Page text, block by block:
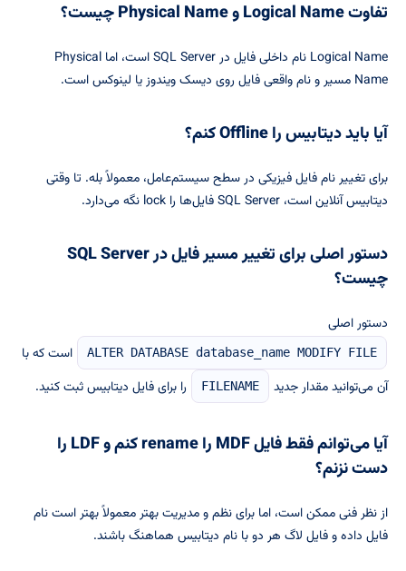
تفاوت Logical Name و Physical Name چیست؟
Logical Name نام داخلی فایل در SQL Server است، اما Physical
Name مسیر و نام واقعی فایل روی دیسک ویندوز یا لینوکس است.
آیا باید دیتابیس را Offline کنم؟
برای تغییر نام فایل فیزیکی در سطح سیستم‌عامل، معمولاً بله. تا وقتی
دیتابیس آنلاین است، SQL Server فایل‌ها را lock نگه می‌دارد.
دستور اصلی برای تغییر مسیر فایل در SQL Server
چیست؟
دستور اصلی
ALTER DATABASE database_name MODIFY FILE
است که با
آن می‌توانید مقدار جدید
FILENAME را برای فایل دیتابیس ثبت کنید.
آیا می‌توانم فقط فایل MDF را rename کنم و LDF را
دست نزنم؟
از نظر فنی ممکن است، اما برای نظم و مدیریت بهتر معمولاً بهتر است نام
فایل داده و فایل لاگ هر دو با نام دیتابیس هماهنگ باشند.